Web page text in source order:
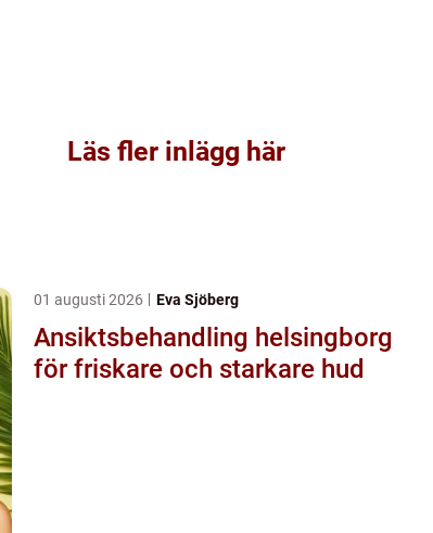
Läs fler inlägg här
01 augusti 2026 Eva Sjöberg
Ansiktsbehandling helsingborg
för friskare och starkare hud